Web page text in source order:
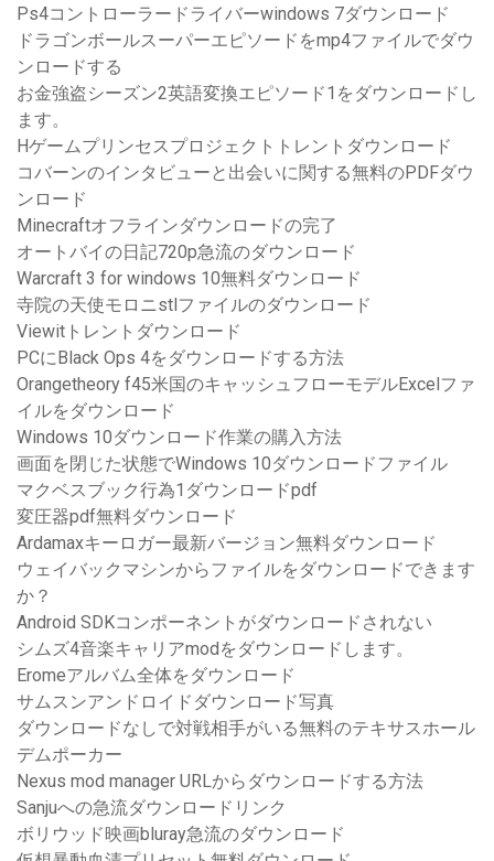
Ps4コントローラードライバーwindows 7ダウンロード
ドラゴンボールスーパーエピソードをmp4ファイルでダウ
ンロードする
お金強盗シーズン2英語変換エピソード1をダウンロードし
ます。
Hゲームプリンセスプロジェクトトレントダウンロード
コバーンのインタビューと出会いに関する無料のPDFダウ
ンロード
Minecraftオフラインダウンロードの完了
オートバイの日記720p急流のダウンロード
Warcraft 3 for windows 10無料ダウンロード
寺院の天使モロニstlファイルのダウンロード
Viewitトレントダウンロード
PCにBlack Ops 4をダウンロードする方法
Orangetheory f45米国のキャッシュフローモデルExcelファ
イルをダウンロード
Windows 10ダウンロード作業の購入方法
画面を閉じた状態でWindows 10ダウンロードファイル
マクベスブック行為1ダウンロードpdf
変圧器pdf無料ダウンロード
Ardamaxキーロガー最新バージョン無料ダウンロード
ウェイバックマシンからファイルをダウンロードできます
か？
Android SDKコンポーネントがダウンロードされない
シムズ4音楽キャリアmodをダウンロードします。
Eromeアルバム全体をダウンロード
サムスンアンドロイドダウンロード写真
ダウンロードなしで対戦相手がいる無料のテキサスホール
デムポーカー
Nexus mod manager URLからダウンロードする方法
Sanjuへの急流ダウンロードリンク
ボリウッド映画bluray急流のダウンロード